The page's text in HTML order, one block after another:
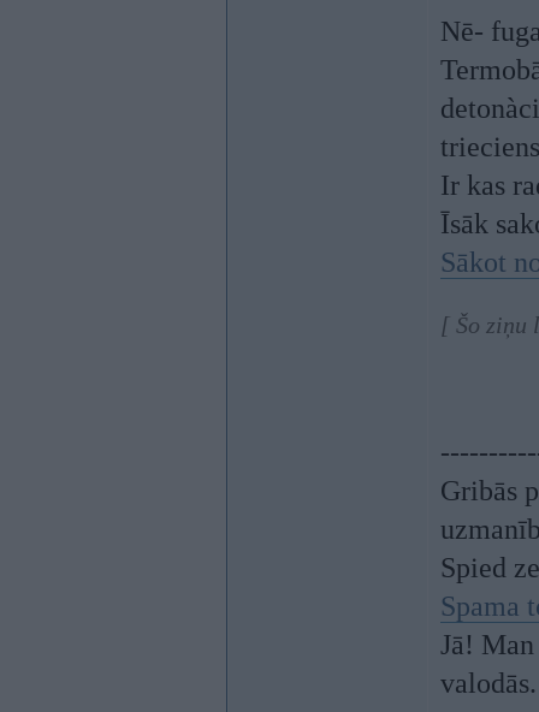
Nē-
Ir kas
Īsāk
Sākot
[ Šo ziņu
Gribās
Spied
Spama
Jā!
valodās.